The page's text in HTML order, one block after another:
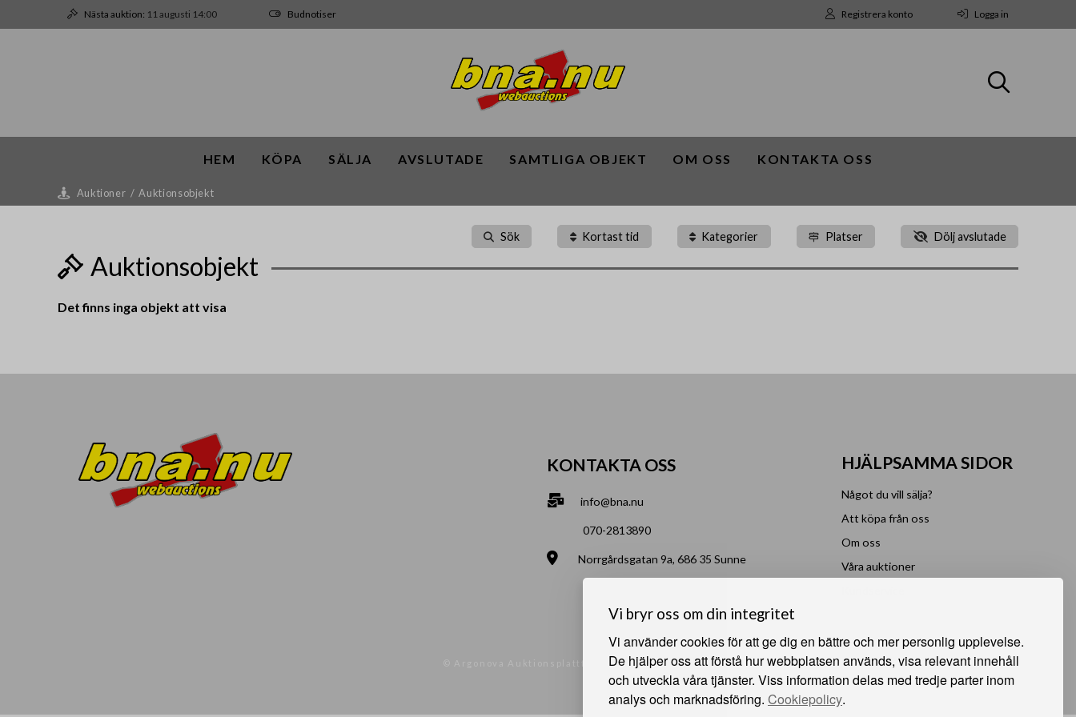
Vi bryr oss om din integritet
Vi använder cookies för att ge dig en bättre och mer personlig upplevelse.
De hjälper oss att förstå hur webbplatsen används, visa relevant innehåll
och utveckla våra tjänster. Viss information delas med tredje parter inom
analys och marknadsföring. Cookiepolicy.
Nästa auktion: 11 augusti 14:00 Budnotiser Registrera konto Logga in
HEM KÖPA SÄLJA AVSLUTADE SAMTLIGA OBJEKT OM OSS KONTAKTA OSS
Auktioner / Auktionsobjekt
Sök Kortast tid Kategorier Platser Dölj avslutade
Auktionsobjekt
Det finns inga objekt att visa
KONTAKTA OSS
info@bna.nu
070-2813890
Norrgårdsgatan 9a, 686 35 Sunne
HJÄLPSAMMA SIDOR
Något du vill sälja?
Att köpa från oss
Om oss
Våra auktioner
© Argonova Auktionsplattform 2026